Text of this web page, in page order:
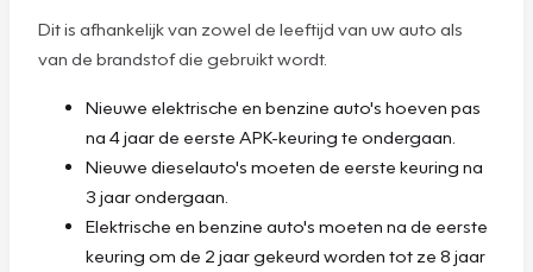
Dit is afhankelijk van zowel de leeftijd van uw auto als
van de brandstof die gebruikt wordt.
Nieuwe elektrische en benzine auto's hoeven pas
na 4 jaar de eerste APK-keuring te ondergaan.
Nieuwe dieselauto's moeten de eerste keuring na
3 jaar ondergaan.
Elektrische en benzine auto's moeten na de eerste
keuring om de 2 jaar gekeurd worden tot ze 8 jaar